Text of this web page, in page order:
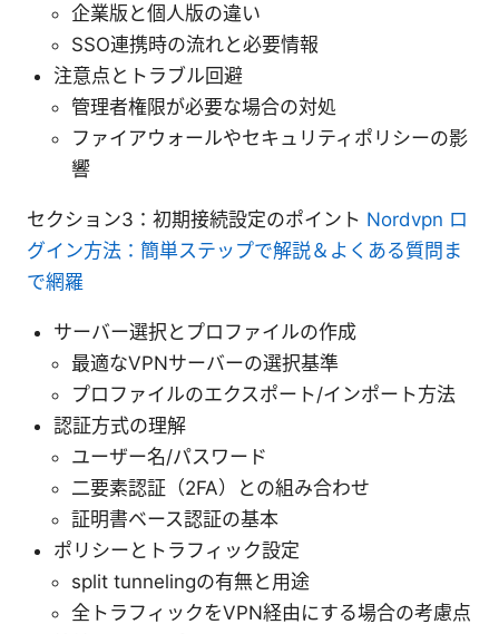
企業版と個人版の違い
SSO連携時の流れと必要情報
注意点とトラブル回避
管理者権限が必要な場合の対処
ファイアウォールやセキュリティポリシーの影
響
セクション3：初期接続設定のポイント Nordvpn ロ
グイン方法：簡単ステップで解説＆よくある質問ま
で網羅
サーバー選択とプロファイルの作成
最適なVPNサーバーの選択基準
プロファイルのエクスポート/インポート方法
認証方式の理解
ユーザー名/パスワード
二要素認証（2FA）との組み合わせ
証明書ベース認証の基本
ポリシーとトラフィック設定
split tunnelingの有無と用途
全トラフィックをVPN経由にする場合の考慮点